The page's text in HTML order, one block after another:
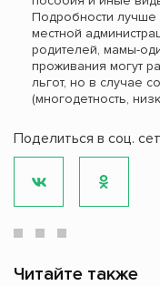
Подробности лучше
местной
родителей, мамы-
проживания могут
льгот, но в случае
(многодетность,
Поделиться в соц.
Читайте также